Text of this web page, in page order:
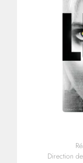
Direction